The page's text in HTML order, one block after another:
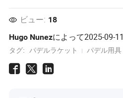
ビュー: 18
Hugo Nunezによって2025-09-11
タグ: パデルラケット パデル用具